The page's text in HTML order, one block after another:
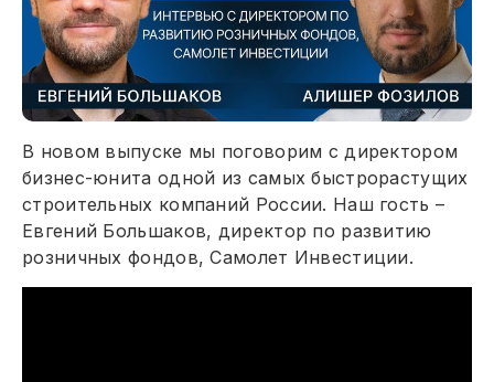
В новом выпуске мы поговорим с директором
бизнес-юнита одной из самых быстрорастущих
строительных компаний России. Наш гость –
Евгений Большаков, директор по развитию
розничных фондов, Самолет Инвестиции.